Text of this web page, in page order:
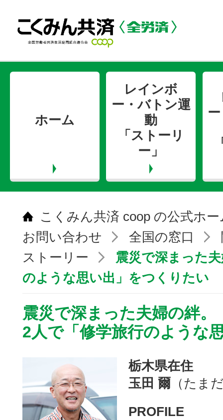
ホーム
レインボ
ー・バトン運
動
「ストーリ
ー」
こくみん共済 coop の公式ホ
お問い合わせ
全国の窓口
ストーリー
震災で深まった
のような思い出」をつくりたい
震災で深まった夫婦の絆。
2人で「修学旅行のような
栃木県在住
玉田 爾 （たま
PROFILE